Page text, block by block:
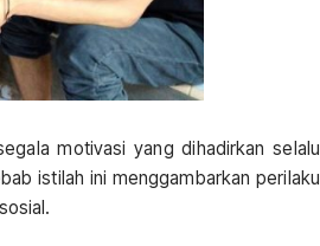
motivasi yang dihadirkan selalu
istilah ini menggambarkan perilaku